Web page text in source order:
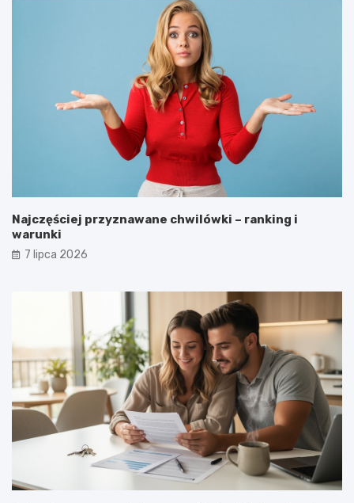
Najczęściej przyznawane chwilówki – ranking i
warunki
7 lipca 2026